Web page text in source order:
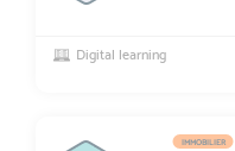
Digital learning
IMMOBILIER